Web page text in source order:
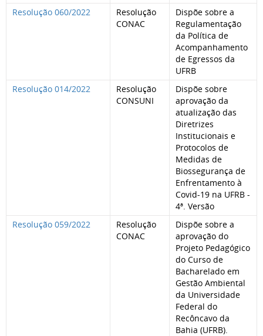
Resolução 060/2022
Resolução
CONAC
Dispõe sobre a
Regulamentação
da Política de
Acompanhamento
de Egressos da
UFRB
Resolução 014/2022
Resolução
CONSUNI
Dispõe sobre
aprovação da
atualização das
Diretrizes
Institucionais e
Protocolos de
Medidas de
Biossegurança de
Enfrentamento à
Covid-19 na UFRB -
4ª. Versão
Resolução 059/2022
Resolução
CONAC
Dispõe sobre a
aprovação do
Projeto Pedagógico
do Curso de
Bacharelado em
Gestão Ambiental
da Universidade
Federal do
Recôncavo da
Bahia (UFRB).